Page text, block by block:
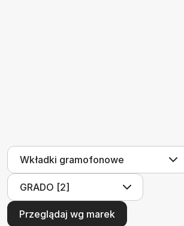
Przeglądaj wg marek